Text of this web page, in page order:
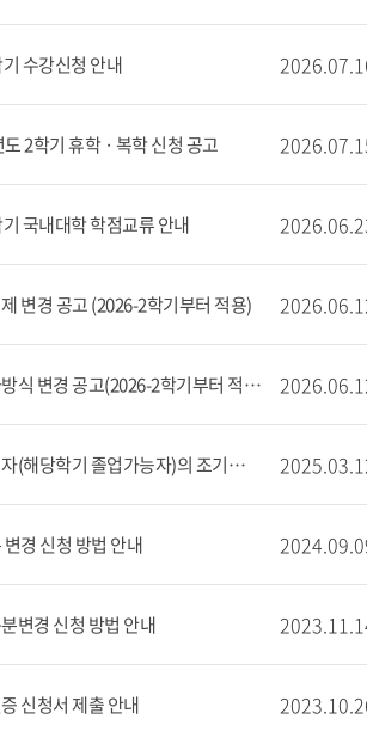
수강신청 안내
2학기 휴학 · 복학 신청 공고
국내대학 학점교류 안내
변경 공고 (2026-2학기부터 적용)
[공통] 성적평가방식 변경 공고(2026-2학기부터 적용)
[공통] 졸업예정자(해당학기 졸업가능자)의 조기취업 유고결석 신청 안내
경 신청 방법 안내
변경 신청 방법 안내
신청서 제출 안내